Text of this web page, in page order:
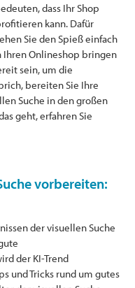
dass Ihr Shop
kann. Dafür
Sie den Spieß einfach
Ihren Onlineshop bringen
sein, um die
bereiten Sie Ihre
Suche in den großen
geht, erfahren Sie
vorbereiten:
der visuellen Suche
der KI-Trend
und Tricks rund um gutes